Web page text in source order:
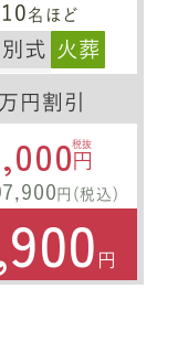
名ほど
式 火葬
万円割引
税抜
円
円(税込)
円